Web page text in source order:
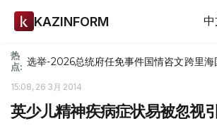
KAZINFORM 中
热
点: 选举-2026总统府任免事件国情咨文跨里
15:08, 26 3月 2014
英少儿精神疾病症状易被忽视